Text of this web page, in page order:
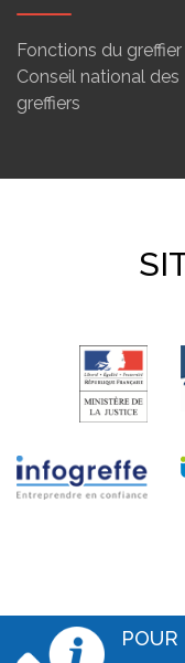
Fonctions du greffier
Conseil national des
greffiers